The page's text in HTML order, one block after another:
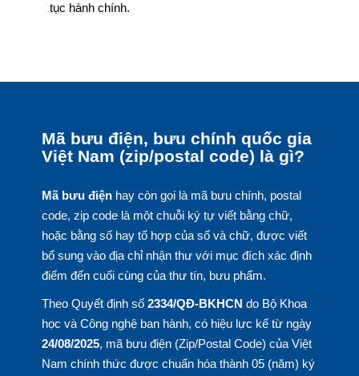
tục hành chính.
Mã bưu điện, bưu chính quốc gia
Việt Nam (zip/postal code) là gì?
Mã bưu điệnhay còn gọi là mã bưu chính, postal
code, zip code là một chuỗi ký tự viết bằng chữ,
hoặc bằng số hay tổ hợp của số và chữ, được viết
bổ sung vào địa chỉ nhận thư với mục đích xác định
điểm đến cuối cùng của thư tín, bưu phẩm.
Theo Quyết định số 2334/QĐ-BKHCN do Bộ Khoa
học và Công nghệ ban hành, có hiệu lực kể từ ngày
24/08/2025, mã bưu điện (Zip/Postal Code) của Việt
Nam chính thức được chuẩn hóa thành 05 (năm) ký